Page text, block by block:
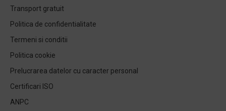
Transport gratuit
Politica de confidentialitate
Termeni si conditii
Politica cookie
Prelucrarea datelor cu caracter personal
Certificari ISO
ANPC